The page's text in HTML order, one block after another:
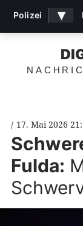
17. Mai 2026
Fulda:
Polizei ▾